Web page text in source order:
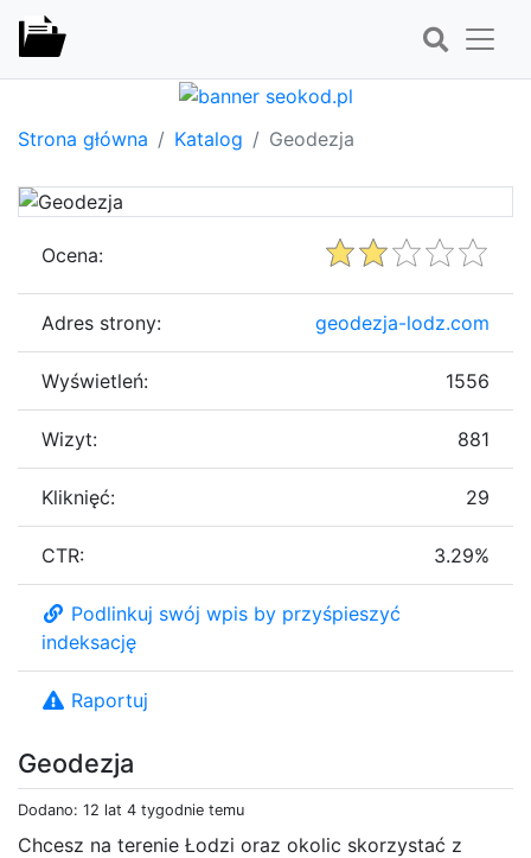
Strona główna Katalog Geodezja
Geodezja
Dodano: 12 lat 4 tygodnie temu
Chcesz na terenie Łodzi oraz okolic skorzystać z
Ocena:
Adres strony: geodezja-lodz.com
Wyświetleń: 1556
Wizyt: 881
Kliknięć: 29
CTR: 3.29%
Podlinkuj swój wpis by przyśpieszyć
indeksację
Raportuj